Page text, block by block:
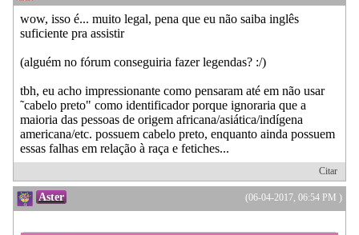
wow, isso é... muito legal, pena que eu não saiba inglês
suficiente pra assistir
(alguém no fórum conseguiria fazer legendas? :/)
tbh, eu acho impressionante como pensaram até em não usar
˜cabelo preto" como identificador porque ignoraria que a
maioria das pessoas de origem africana/asiática/indígena
americana/etc. possuem cabelo preto, enquanto ainda possuem
essas falhas em relação à raça e fetiches...
Citar
(06-04-2017, 06:54 PM )
Aster